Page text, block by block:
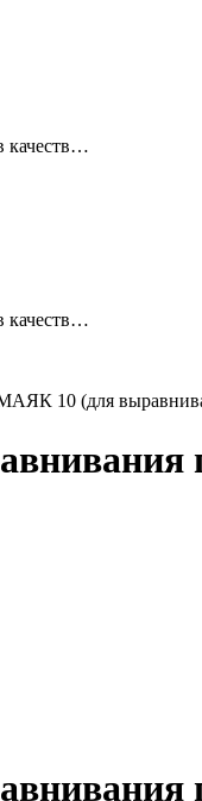
качеств…
качеств…
10 (для